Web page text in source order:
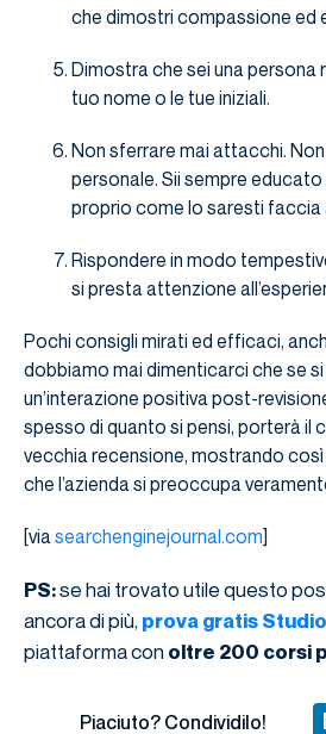
che dimostri compassione ed
Dimostra che sei una persona
tuo nome o le tue iniziali.
Non sferrare mai attacchi.
personale. Sii sempre
proprio come lo saresti faccia
Rispondere in modo
si presta attenzione
Pochi consigli mirati ed efficaci,
dobbiamo mai dimenticarci che se
un’interazione positiva post-
spesso di quanto si pensi, porterà il
vecchia recensione, mostrando così
che l’azienda si preoccupa
[via searchenginejournal.com]
PS:se hai trovato utile questo
ancora di più, prova gratis
piattaforma con oltre 200 corsi
Piaciuto? Condividilo!